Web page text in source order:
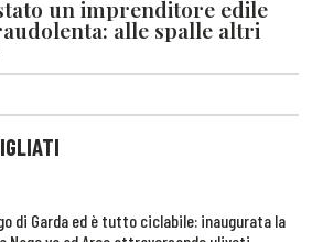
un imprenditore edile
alle spalle altri
di Garda ed è tutto ciclabile: inaugurata la